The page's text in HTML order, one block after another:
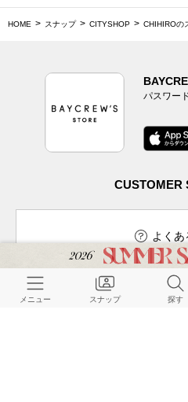
HOME スナップ CITYSHOP CHIHIROの
パスワー
CUSTOMER
よくあ
メニュー スナップ 探す